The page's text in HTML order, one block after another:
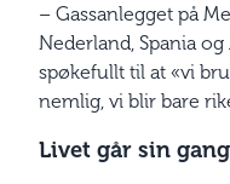
– Gassanlegget på
Nederland, Spania
spøkefullt til at «vi
nemlig, vi blir bare
Livet går sin gang